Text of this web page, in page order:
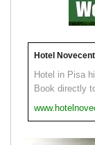
Hotel
Hotel in Pisa
Book directly